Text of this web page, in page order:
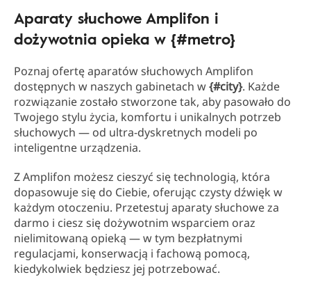
Aparaty słuchowe Amplifon i
dożywotnia opieka w {#metro}
Poznaj ofertę aparatów słuchowych Amplifon
dostępnych w naszych gabinetach w{#city}. Każde
rozwiązanie zostało stworzone tak, aby pasowało do
Twojego stylu życia, komfortu i unikalnych potrzeb
słuchowych — od ultra-dyskretnych modeli po
inteligentne urządzenia.
Z Amplifon możesz cieszyć się technologią, która
dopasowuje się do Ciebie, oferując czysty dźwięk w
każdym otoczeniu. Przetestuj aparaty słuchowe za
darmo i ciesz się dożywotnim wsparciem oraz
nielimitowaną opieką — w tym bezpłatnymi
regulacjami, konserwacją i fachową pomocą,
kiedykolwiek będziesz jej potrzebować.